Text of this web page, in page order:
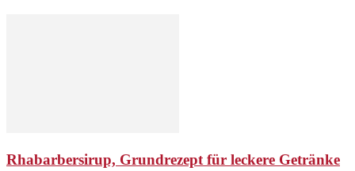
Rhabarbersirup, Grundrezept für leckere Getränke